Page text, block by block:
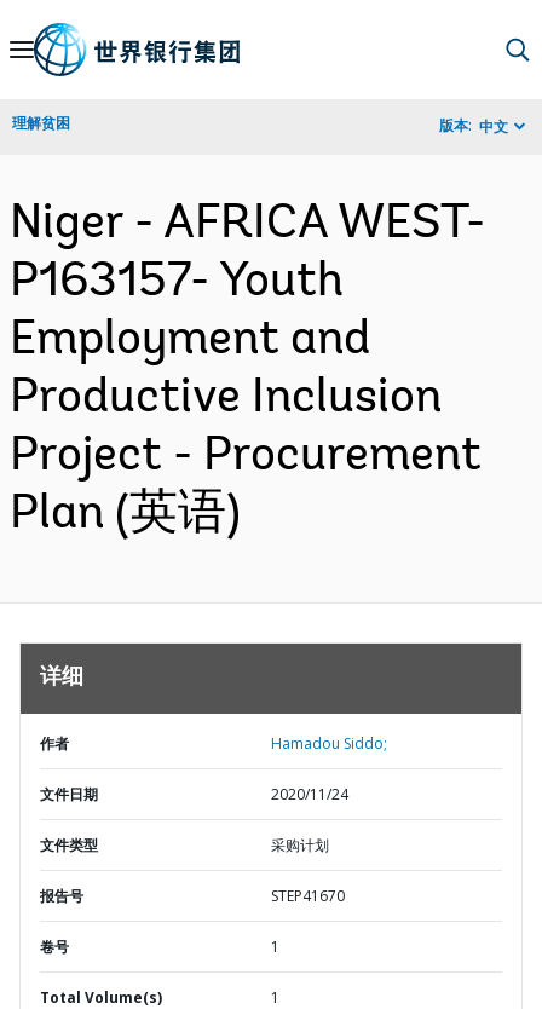
Skip
Navigation
理解贫困 版本: 中文
Niger - AFRICA WEST-
P163157- Youth
Employment and
Productive Inclusion
Project - Procurement
Plan (英语)
详细
作者 Hamadou Siddo;
文件日期 2020/11/24
文件类型 采购计划
报告号 STEP41670
卷号 1
Total Volume(s) 1